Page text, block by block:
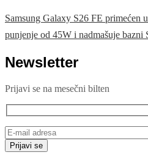
Samsung Galaxy S26 FE primećen
punjenje od 45W i nadmašuje bazni
Newsletter
Prijavi se na mesečni bilten